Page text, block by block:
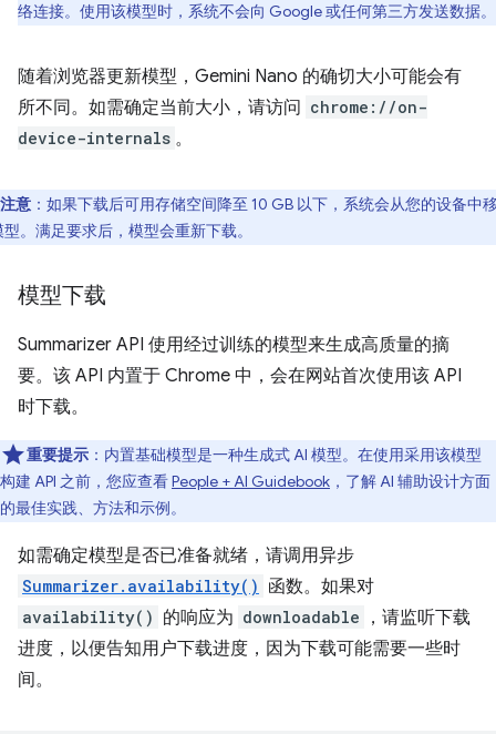
络连接。使用该模型时，系统不会向 Google 或任何第三方发送数据。
随着浏览器更新模型，Gemini Nano 的确切大小可能会有
所不同。如需确定当前大小，请访问 chrome://on-
device-internals 。
注意 ：如果下载后可用存储空间降至 10 GB 以下，系统会从您的设备中
。满足要求后，模型会重新下载。
模型下载
Summarizer API 使用经过训练的模型来生成高质量的摘
要。该 API 内置于 Chrome 中，会在网站首次使用该 API
时下载。
重要提示 ：内置基础模型是一种生成式 AI 模型。在使用采用该模型
构建 API 之前，您应查看People + AI Guidebook ，了解 AI 辅助设计方面
的最佳实践、方法和示例。
如需确定模型是否已准备就绪，请调用异步
Summarizer.availability() 函数。如果对
availability() 的响应为 downloadable
，请监听下载
进度，以便告知用户下载进度，因为下载可能需要一些时
间。